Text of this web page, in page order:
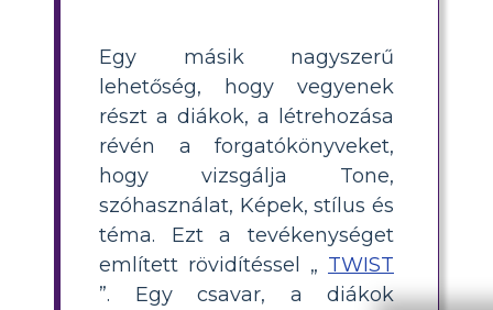
Egy másik nagyszerű
lehetőség, hogy vegyenek
részt a diákok, a létrehozása
révén a forgatókönyveket,
hogy vizsgálja Tone,
szóhasználat, Képek, stílus és
téma. Ezt a tevékenységet
említett rövidítéssel „ TWIST
”. Egy csavar, a diákok